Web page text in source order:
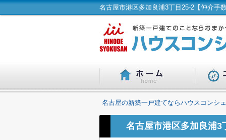
名古屋の新築一戸建てならハウスコンシ
名古屋市港区多加良浦3